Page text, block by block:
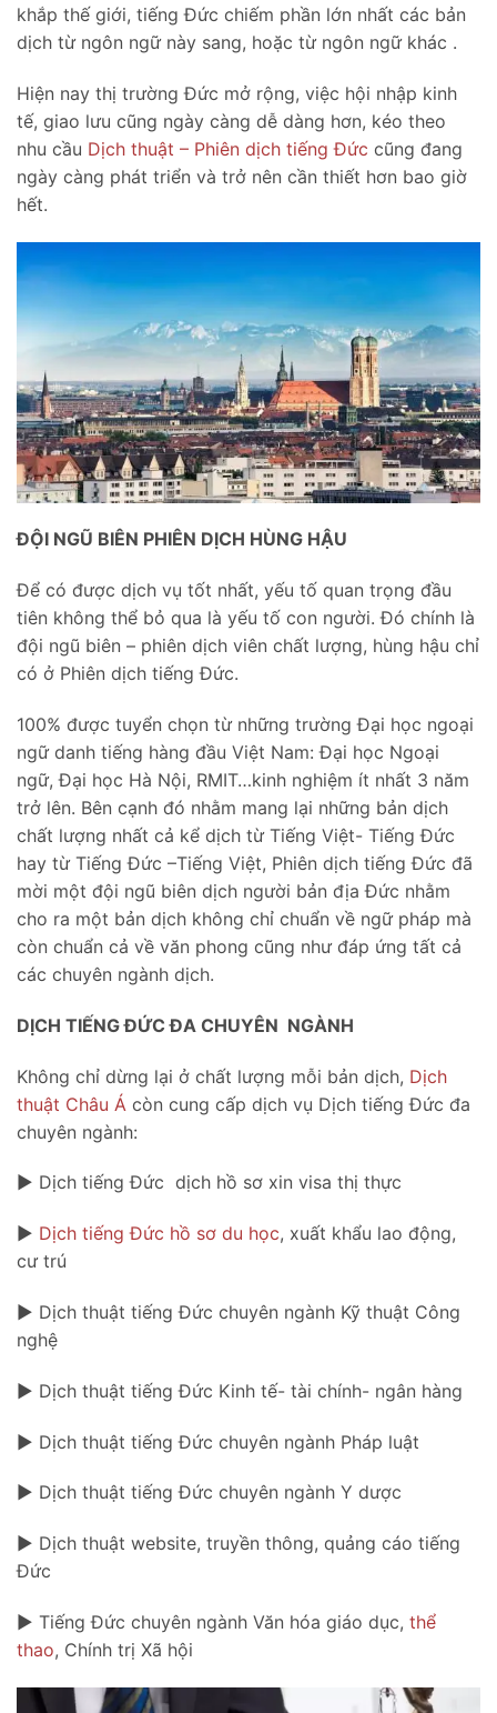
khắp thế giới, tiếng Đức chiếm phần lớn nhất các bản
dịch từ ngôn ngữ này sang, hoặc từ ngôn ngữ khác .
Hiện nay thị trường Đức mở rộng, việc hội nhập kinh
tế, giao lưu cũng ngày càng dễ dàng hơn, kéo theo
nhu cầu Dịch thuật – Phiên dịch tiếng Đức cũng đang
ngày càng phát triển và trở nên cần thiết hơn bao giờ
hết.
ĐỘI NGŨ BIÊN PHIÊN DỊCH HÙNG HẬU
Để có được dịch vụ tốt nhất, yếu tố quan trọng đầu
tiên không thể bỏ qua là yếu tố con người. Đó chính là
đội ngũ biên – phiên dịch viên chất lượng, hùng hậu chỉ
có ở Phiên dịch tiếng Đức.
100% được tuyển chọn từ những trường Đại học ngoại
ngữ danh tiếng hàng đầu Việt Nam: Đại học Ngoại
ngữ, Đại học Hà Nội, RMIT…kinh nghiệm ít nhất 3 năm
trở lên. Bên cạnh đó nhằm mang lại những bản dịch
chất lượng nhất cả kể dịch từ Tiếng Việt- Tiếng Đức
hay từ Tiếng Đức –Tiếng Việt, Phiên dịch tiếng Đức đã
mời một đội ngũ biên dịch người bản địa Đức nhằm
cho ra một bản dịch không chỉ chuẩn về ngữ pháp mà
còn chuẩn cả về văn phong cũng như đáp ứng tất cả
các chuyên ngành dịch.
DỊCH TIẾNG ĐỨC ĐA CHUYÊN NGÀNH
Không chỉ dừng lại ở chất lượng mỗi bản dịch, Dịch
thuật Châu Á còn cung cấp dịch vụ Dịch tiếng Đức đa
chuyên ngành:
► Dịch tiếng Đức dịch hồ sơ xin visa thị thực
► Dịch tiếng Đức hồ sơ du học, xuất khẩu lao động,
cư trú
► Dịch thuật tiếng Đức chuyên ngành Kỹ thuật Công
nghệ
► Dịch thuật tiếng Đức Kinh tế- tài chính- ngân hàng
► Dịch thuật tiếng Đức chuyên ngành Pháp luật
► Dịch thuật tiếng Đức chuyên ngành Y dược
► Dịch thuật website, truyền thông, quảng cáo tiếng
Đức
► Tiếng Đức chuyên ngành Văn hóa giáo dục, thể
thao, Chính trị Xã hội